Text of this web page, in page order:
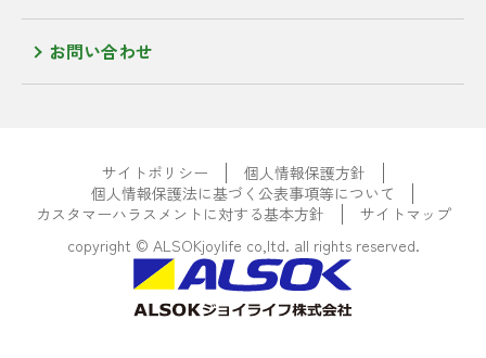
お問い合わせ
サイトポリシー
個人情報保護方針
個人情報保護法に基づく公表事項等について
カスタマーハラスメントに対する基本方針
サイトマップ
copyright © ALSOKjoylife co,ltd. all rights reserved.